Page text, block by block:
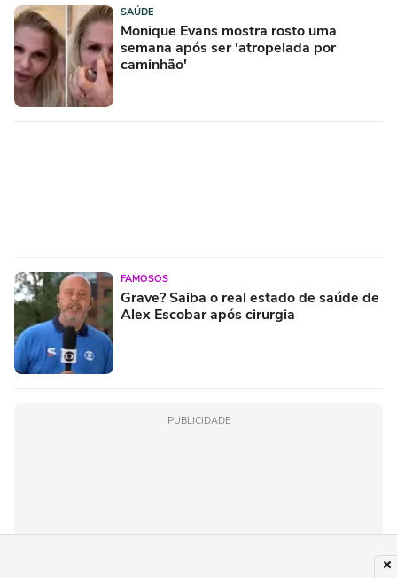
SAÚDE
Monique Evans mostra rosto uma
semana após ser 'atropelada por
caminhão'
FAMOSOS
Grave? Saiba o real estado de saúde de
Alex Escobar após cirurgia
PUBLICIDADE